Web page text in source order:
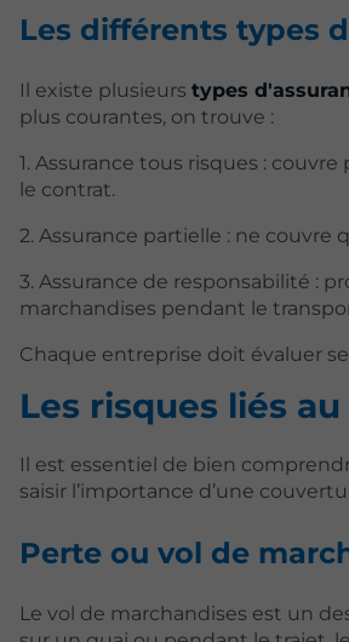
Les différents types
Il existe plusieurs types
plus courantes, on trouve :
1. Assurance tous risques :
le contrat.
2. Assurance partielle : ne
3. Assurance de responsabilité :
marchandises pendant le
Chaque entreprise doit évaluer
Les risques liés
Il est essentiel de bien
saisir l’importance d’une
Perte ou vol de
Le vol de marchandises est un